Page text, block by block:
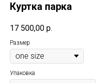
Куртка парка
17 500,00 р.
Размер
Упаковка